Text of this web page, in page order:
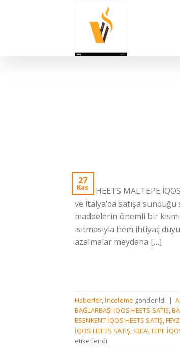
27
Kas
İQOS HEETS MALTEPE
ve İtalya’da satışa
maddelerin önemli bir
ısıtmasıyla hem ihtiyaç
azalmalar meydana […]
Haberler, İnceleme gönderildi |
BAĞLARBAŞI İQOS HEETS SATIŞ,
ESENKENT İQOS HEETS SATIŞ,
İQOS HEETS SATIŞ, İDEALTEPE
etiketlendi